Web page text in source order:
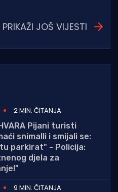
PRIKAŽI JOŠ VIJESTI
2 MIN. ČITANJA
Pijani turisti
snimalli i smijali se:
parkirat" - Policija:
djela za
9 MIN. ČITANJA